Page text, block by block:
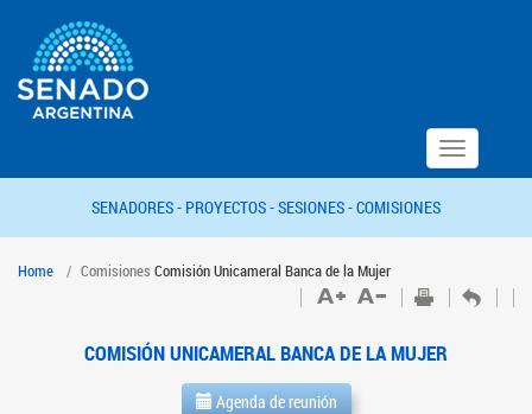
Toggle
navigation
SENADORES - PROYECTOS -SESIONES -COMISIONES
Home Comisiones Comisión Unicameral Banca de la Mujer
COMISIÓN UNICAMERAL BANCA DE LA MUJER
Agenda de reunión